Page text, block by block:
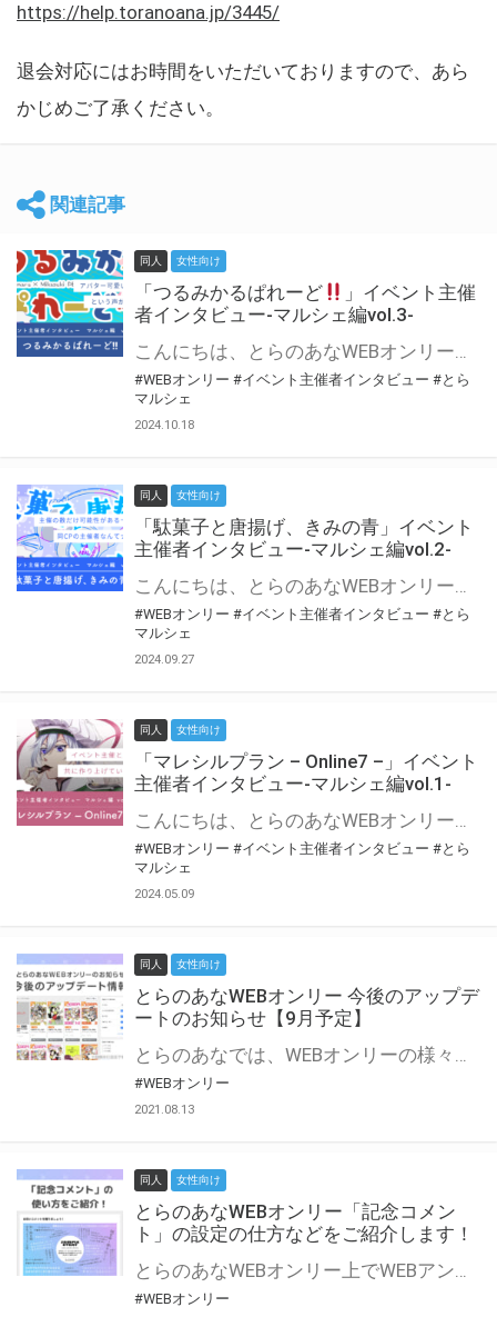
https://help.toranoana.jp/3445/
退会対応にはお時間をいただいておりますので、あら
かじめご了承ください。
関連記事
同人 女性向け
「つるみかるぱれーど
」イベント主催
者インタビュー-マルシェ編vol.3-
こんにちは、とらのあなWEBオンリー運営スタッフです。 新たにお届けする、イベント主催者インタビュー-マルシェ編-は、 とらのあなWEBオンリー「マルシェ」をご利用した主催様に 「マルシェ」を使って開催した感想や心がけをお聞きする企画です。 今回は、WEBオンリー初開催「つるみかるぱれーど
#WEBオンリー #イベント主催者インタビュー #とら
マルシェ
2024.10.18
同人 女性向け
「駄菓子と唐揚げ、きみの青」イベント
主催者インタビュー-マルシェ編vol.2-
こんにちは、とらのあなWEBオンリー運営スタッフです。 新たにお届けする、イベント主催者インタビュー-マルシェ編-は、 とらのあなWEBオンリー「マルシェ」をご利用の主催様に 「マルシェ」を使ってイベントを開催した感想や心がけをお聞きする企画です。 今回は、WEBオンリー初開催「駄菓子と唐揚げ、きみの青」より、 主催のぎこ六屋様にお話を伺いました。 協力：ぎこ六屋様／イベント公式Twitter（@krkgwks） とらのあなWEBオンリー「マルシェ」とは？ WEBオンリーでリアルタイムでコミュニケーションがとれるオンライン会場です。
#WEBオンリー #イベント主催者インタビュー #とら
マルシェ
2024.09.27
同人 女性向け
「マレシルプラン – Online7 –」イベント
主催者インタビュー-マルシェ編vol.1-
こんにちは、とらのあなWEBオンリー運営スタッフです。 新たにお届けする、イベント主催者インタビュー-マルシェ編-は、 とらのあなWEBオンリー「マルシェ」をご利用した主催様に 「マルシェ」を使って開催した感想や心がけをお聞きする企画です。 今回は、WEBオンリー開催7回目迎えた「マレシルプラン – Online7 –」より、 主催の玉川うた様にお話を伺いました。 ▼マレシルプランのインタビュー前回記事 「イベント主催者インタビュー vol.6」はこちら 協力：玉川うた様（マレシルプラン実行委員会 代表）／イベント公式Twitter（@mallesil_plan） とらのあなWEBオンリー「マルシェ」とは？ WEBオンリーでリアルタイムでコミュニケーションがとれるオンライン会場です。
#WEBオンリー #イベント主催者インタビュー #とら
マルシェ
2024.05.09
同人 女性向け
とらのあなWEBオンリー 今後のアップデ
ートのお知らせ【9月予定】
とらのあなでは、WEBオンリーの様々な支援を実施しています。 今回は2021年9月に実装を予定しているアップデート情報についてご紹介いたします。 とらのあなWEBオンリーサイトはこちら
#WEBオンリー
2021.08.13
同人 女性向け
とらのあなWEBオンリー「記念コメン
ト」の設定の仕方などをご紹介します！
とらのあなWEBオンリー上でWEBアンソロジーが作成できる「記念コメント」について、その使い方や作成手順を解説します！ 支援タイプを「サークル参加型」「サークル参加型・マルシェ(イベント会場)機能付き」でお申し込みいただいている主催者様はぜひご活用ください♪ とらのあなWEBオンリーサイトはこちら
#WEBオンリー